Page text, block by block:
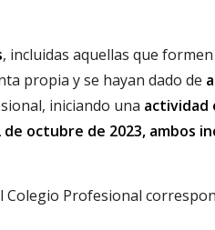
, incluidas aquellas que
propia y se hayan dado de
iniciando una actividad
octubre de 2023, ambos
Colegio Profesional